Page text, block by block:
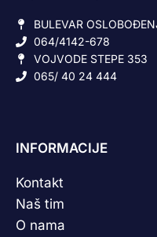
BULEVAR
064/4142-678
VOJVODE STEPE 353
065/ 40 24 444
INFORMACIJE
Kontakt
Naš tim
O nama